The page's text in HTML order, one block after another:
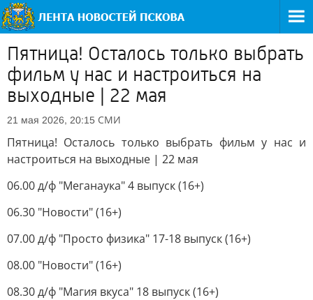
Пятница! Осталось только выбрать
фильм у нас и настроиться на
выходные | 22 мая
21 мая 2026, 20:15 СМИ
Пятница! Осталось только выбрать фильм у нас и
настроиться на выходные | 22 мая
06.00 д/ф "Меганаука" 4 выпуск (16+)
06.30 "Новости" (16+)
07.00 д/ф "Просто физика" 17-18 выпуск (16+)
08.00 "Новости" (16+)
08.30 д/ф "Магия вкуса" 18 выпуск (16+)